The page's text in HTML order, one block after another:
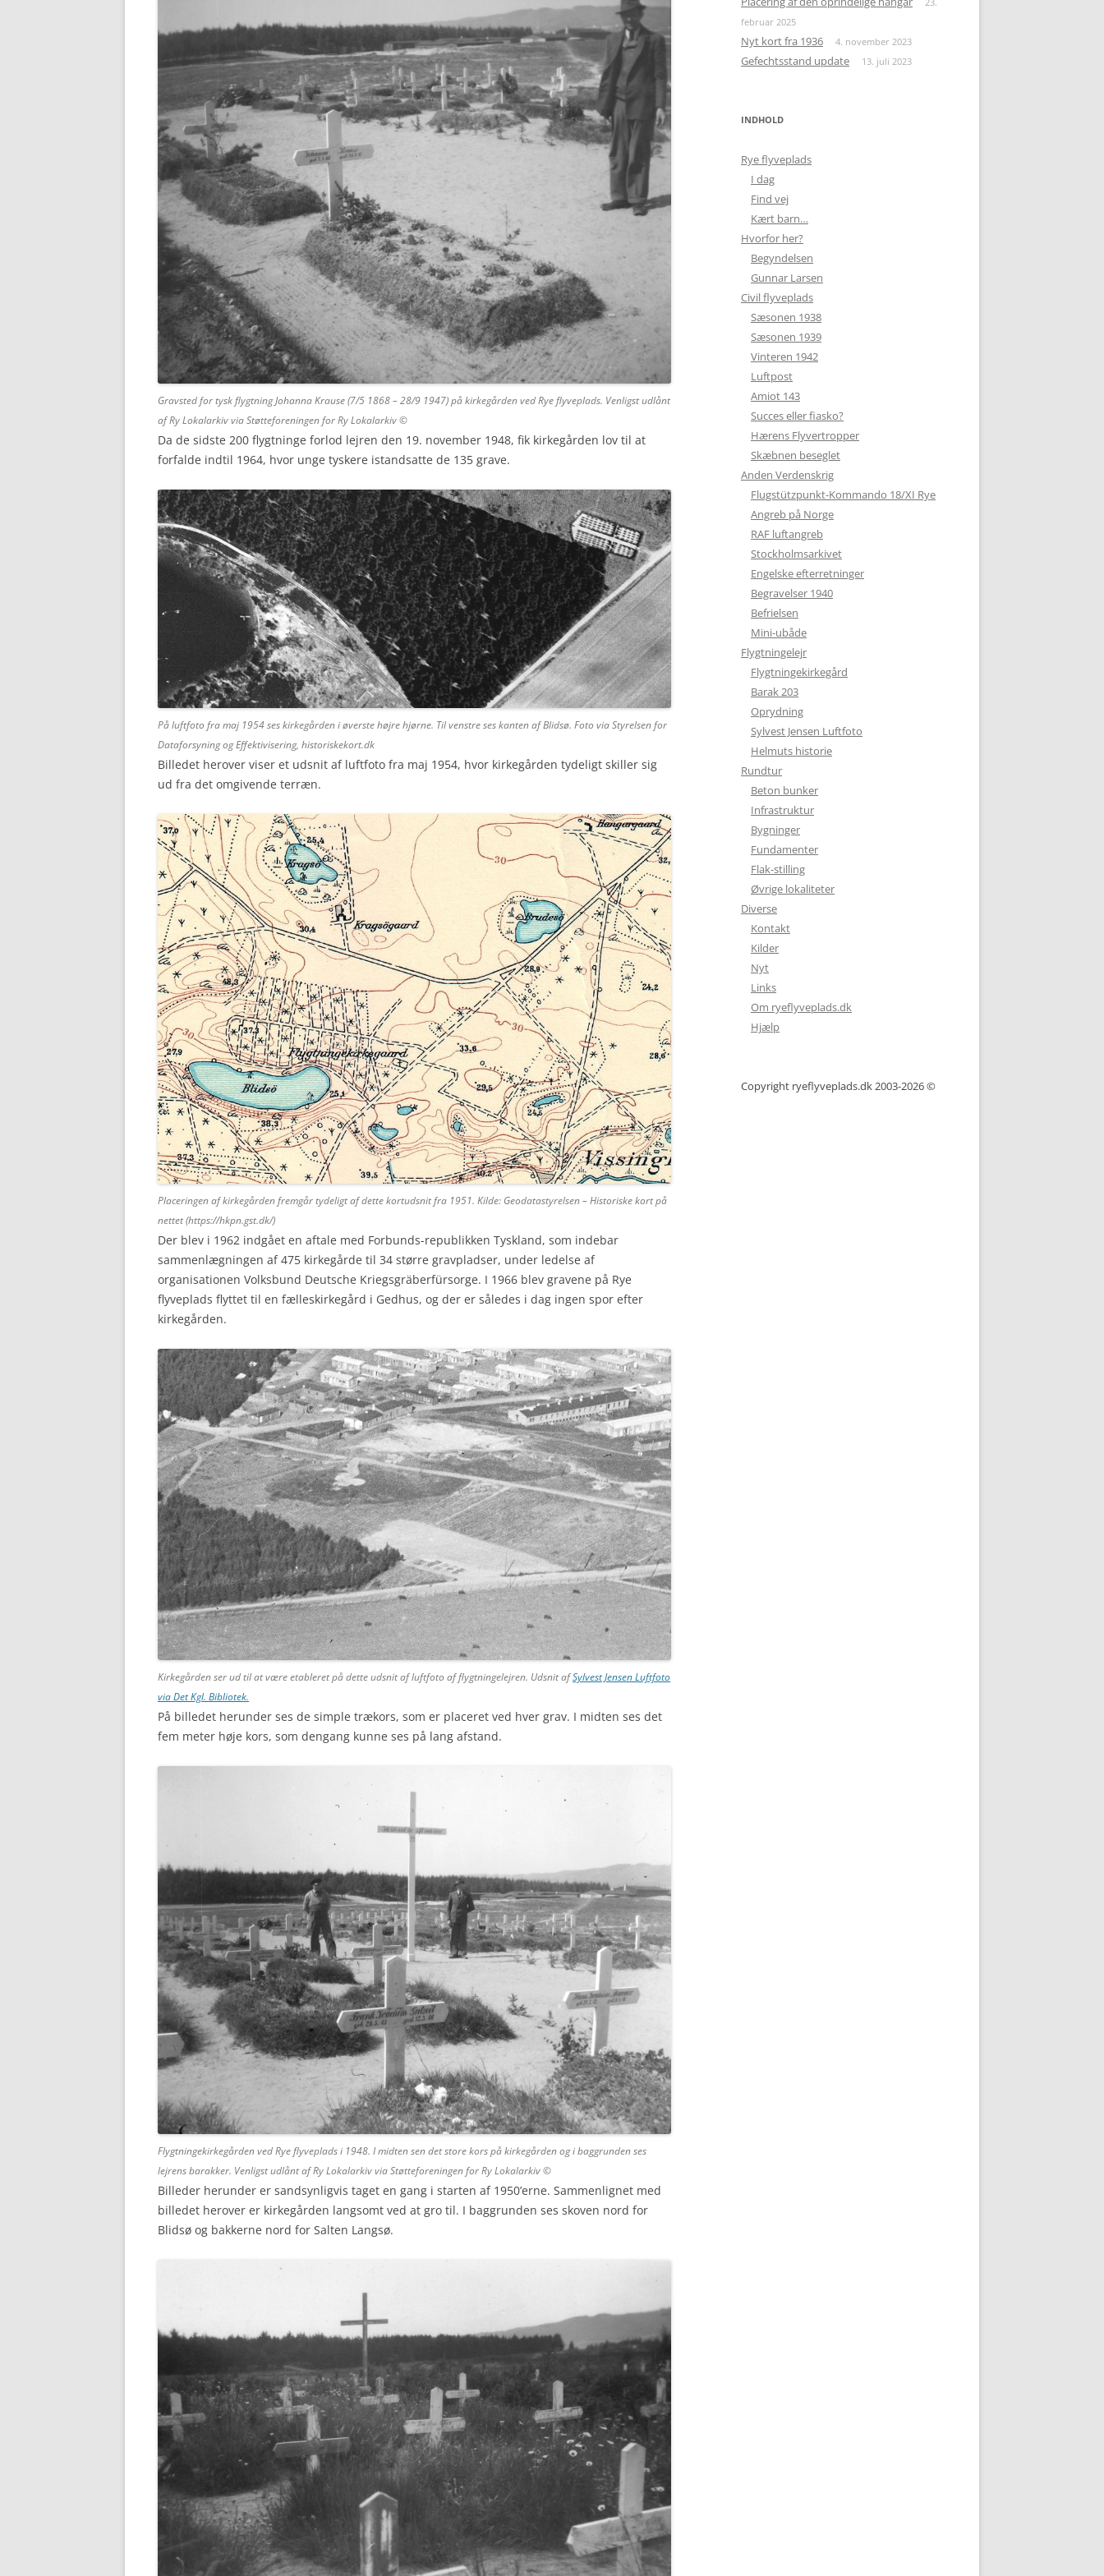
HÆRENS FLYVERTROPPER
SKÆBNEN BESEGLET
BEGRAVELSER 1940
BEFRIELSEN
MINI-UBÅDE
Gravsted for tysk flygtning Johanna Krause (7/5 1868 – 28/9 1947) på kirkegården ved Rye flyveplads. Venligst udlånt
af Ry Lokalarkiv via Støtteforeningen for Ry Lokalarkiv ©
Da de sidste 200 flygtninge forlod lejren den 19. november 1948, fik kirkegården lov til at
forfalde indtil 1964, hvor unge tyskere istandsatte de 135 grave.
På luftfoto fra maj 1954 ses kirkegården i øverste højre hjørne. Til venstre ses kanten af Blidsø. Foto via Styrelsen for
Dataforsyning og Effektivisering, historiskekort.dk
Billedet herover viser et udsnit af luftfoto fra maj 1954, hvor kirkegården tydeligt skiller sig
ud fra det omgivende terræn.
Placeringen af kirkegården fremgår tydeligt af dette kortudsnit fra 1951. Kilde: Geodatastyrelsen – Historiske kort på
nettet (https://hkpn.gst.dk/)
Der blev i 1962 indgået en aftale med Forbunds-republikken Tyskland, som indebar
sammenlægningen af 475 kirkegårde til 34 større gravpladser, under ledelse af
organisationen Volksbund Deutsche Kriegsgräberfürsorge. I 1966 blev gravene på Rye
flyveplads flyttet til en fælleskirkegård i Gedhus, og der er således i dag ingen spor efter
kirkegården.
Kirkegården ser ud til at være etableret på dette udsnit af luftfoto af flygtningelejren. Udsnit afSylvest Jensen Luftfoto
via Det Kgl. Bibliotek.
På billedet herunder ses de simple trækors, som er placeret ved hver grav. I midten ses det
fem meter høje kors, som dengang kunne ses på lang afstand.
Flygtningekirkegården ved Rye flyveplads i 1948. I midten sen det store kors på kirkegården og i baggrunden ses
lejrens barakker. Venligst udlånt af Ry Lokalarkiv via Støtteforeningen for Ry Lokalarkiv ©
Billeder herunder er sandsynligvis taget en gang i starten af 1950’erne. Sammenlignet med
billedet herover er kirkegården langsomt ved at gro til. I baggrunden ses skoven nord for
Blidsø og bakkerne nord for Salten Langsø.
februar 2025
Nyt kort fra 1936 4. november 2023
Gefechtsstand update 13. juli 2023
INDHOLD
Rye flyveplads
I dag
Find vej
Kært barn…
Hvorfor her?
Begyndelsen
Gunnar Larsen
Civil flyveplads
Sæsonen 1938
Sæsonen 1939
Vinteren 1942
Luftpost
Amiot 143
Succes eller fiasko?
Hærens Flyvertropper
Skæbnen beseglet
Anden Verdenskrig
Flugstützpunkt-Kommando 18/XI Rye
Angreb på Norge
RAF luftangreb
Stockholmsarkivet
Engelske efterretninger
Begravelser 1940
Befrielsen
Mini-ubåde
Flygtningelejr
Flygtningekirkegård
Barak 203
Oprydning
Sylvest Jensen Luftfoto
Helmuts historie
Rundtur
Beton bunker
Infrastruktur
Bygninger
Fundamenter
Flak-stilling
Øvrige lokaliteter
Diverse
Kontakt
Kilder
Nyt
Links
Om ryeflyveplads.dk
Hjælp
Copyright ryeflyveplads.dk 2003-2026 ©